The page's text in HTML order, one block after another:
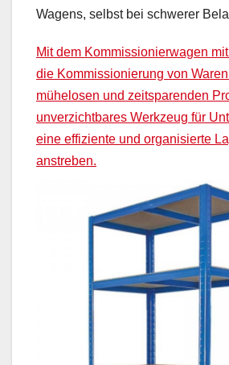
Wagens, selbst bei schwerer
Mit dem Kommissionierwagen
die Kommissionierung von
mühelosen und zeitsparenden
unverzichtbares Werkzeug für
eine effiziente und organisierte
anstreben.